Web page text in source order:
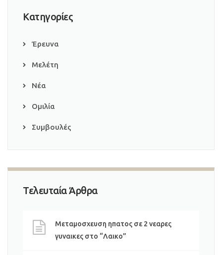
Κατηγορίες
Έρευνα
Μελέτη
Νέα
Ομιλία
Συμβουλές
Τελευταία Άρθρα
Μεταμοσχευση ηπατος σε 2 νεαρες
γυναικες στο “Λαικο”